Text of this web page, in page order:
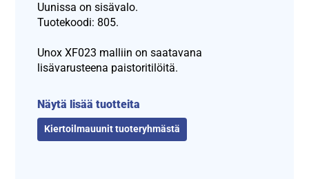
Uunissa on sisävalo.
Tuotekoodi: 805.
Unox XF023 malliin on saatavana
lisävarusteena paistoritilöitä.
Näytä lisää tuotteita
Kiertoilmauunit tuoteryhmästä